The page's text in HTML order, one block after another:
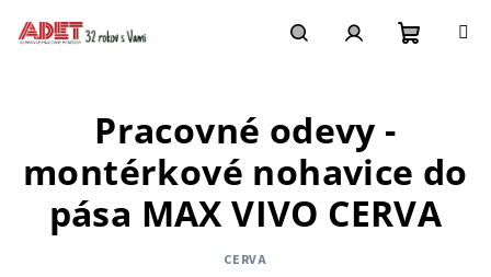
Pracovné odevy -
montérkové nohavice do
pása MAX VIVO CERVA
CERVA